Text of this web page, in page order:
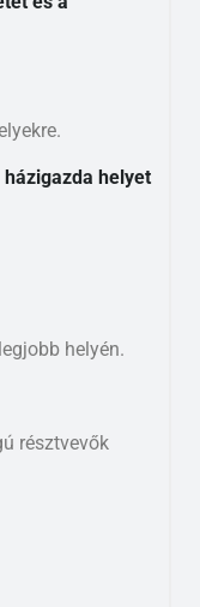
helyet
helyén.
résztvevők